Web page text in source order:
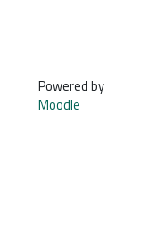
Powered by
Moodle